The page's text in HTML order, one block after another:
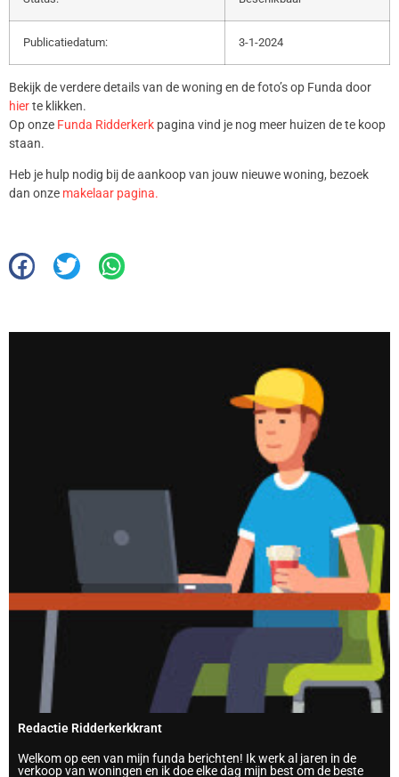
Publicatiedatum: 3-1-2024
Bekijk de verdere details van de woning en de foto’s op Funda door
hierte klikken.
Op onze Funda Ridderkerk pagina vind je nog meer huizen de te koop
staan.
Heb je hulp nodig bij de aankoop van jouw nieuwe woning, bezoek
dan onze makelaar pagina.
Redactie Ridderkerkkrant
Welkom op een van mijn funda berichten! Ik werk al jaren in de
verkoop van woningen en ik doe elke dag mijn best om de beste